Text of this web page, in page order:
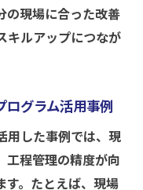
の現場に合った改善
キルアップにつなが
ログラム活用事例
用した事例では、現
工程管理の精度が向
す。たとえば、現場